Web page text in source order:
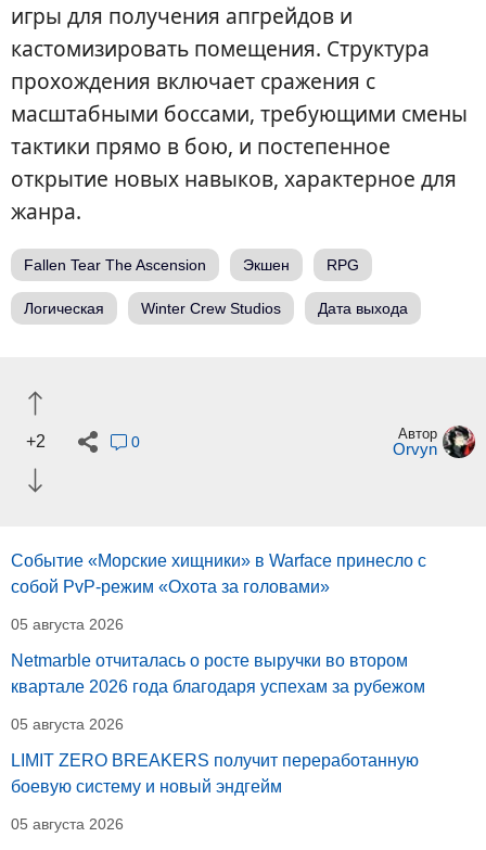
игры для получения апгрейдов и
кастомизировать помещения. Структура
прохождения включает сражения с
масштабными боссами, требующими смены
тактики прямо в бою, и постепенное
открытие новых навыков, характерное для
жанра.
Fallen Tear The Ascension Экшен RPG
Логическая Winter Crew Studios Дата выхода
+2 0 Автор
Orvyn
Событие «Морские хищники» в Warface принесло с
собой PvP-режим «Охота за головами»
05 августа 2026
Netmarble отчиталась о росте выручки во втором
квартале 2026 года благодаря успехам за рубежом
05 августа 2026
LIMIT ZERO BREAKERS получит переработанную
боевую систему и новый эндгейм
05 августа 2026